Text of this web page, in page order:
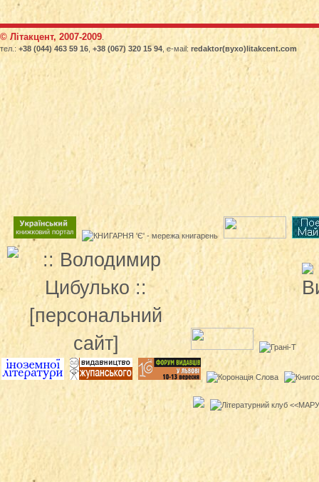
© Літакцент, 2007-2009
тел.: +38 (044) 463 59 16 +38 (067) 320 15 94 , е-маіl: redaktor(вухо)litakcent.com